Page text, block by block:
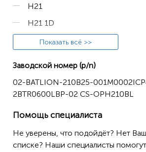
H21
H21 1D
H21 1D alpha
H21 2D
H22
Показать всё >>
Заводской номер (p/n)
02-BATLION-210B25-
2BTR0600LBP-02 CS-OPH210BL
Помощь специалиста
Не уверены, что подойдёт? Нет
списке? Наши специалисты